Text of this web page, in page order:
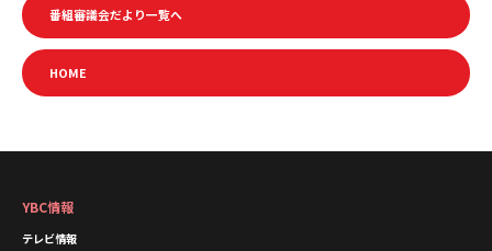
番組審議会だより一覧へ
HOME
YBC情報
テレビ情報